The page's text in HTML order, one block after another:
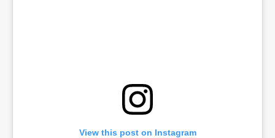
View this post on Instagram